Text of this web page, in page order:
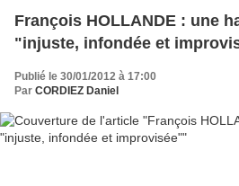
François HOLLANDE : une
"injuste, infondée et
Publié le 30/01/2012 à 17:00
Par CORDIEZ Daniel